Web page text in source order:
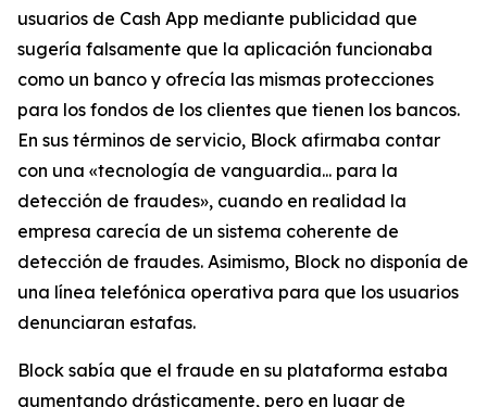
usuarios de Cash App mediante publicidad que
sugería falsamente que la aplicación funcionaba
como un banco y ofrecía las mismas protecciones
para los fondos de los clientes que tienen los bancos.
En sus términos de servicio, Block afirmaba contar
con una «tecnología de vanguardia... para la
detección de fraudes», cuando en realidad la
empresa carecía de un sistema coherente de
detección de fraudes. Asimismo, Block no disponía de
una línea telefónica operativa para que los usuarios
denunciaran estafas.
Block sabía que el fraude en su plataforma estaba
aumentando drásticamente, pero en lugar de